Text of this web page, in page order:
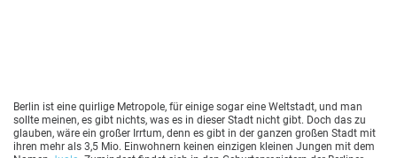
Berlin ist eine quirlige Metropole, für einige sogar eine Weltstadt, und man
sollte meinen, es gibt nichts, was es in dieser Stadt nicht gibt. Doch das zu
glauben, wäre ein großer Irrtum, denn es gibt in der ganzen großen Stadt mit
ihren mehr als 3,5 Mio. Einwohnern keinen einzigen kleinen Jungen mit dem